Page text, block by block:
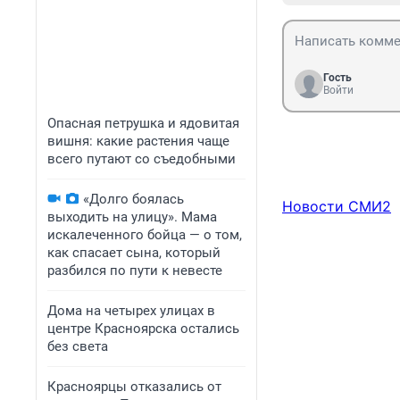
Опасная петрушка и ядовитая
вишня: какие растения чаще
всего путают со съедобными
«Долго боялась
выходить на улицу». Мама
искалеченного бойца — о том,
как спасает сына, который
разбился по пути к невесте
Дома на четырех улицах в
центре Красноярска остались
без света
Красноярцы отказались от
Гость
Войти
Новости СМИ2